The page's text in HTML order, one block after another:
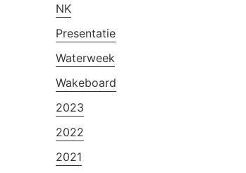
NK
Presentatie
Waterweek
Wakeboard
2023
2022
2021